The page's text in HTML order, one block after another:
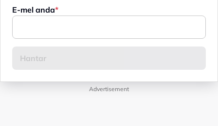
E-mel anda
Advertisement